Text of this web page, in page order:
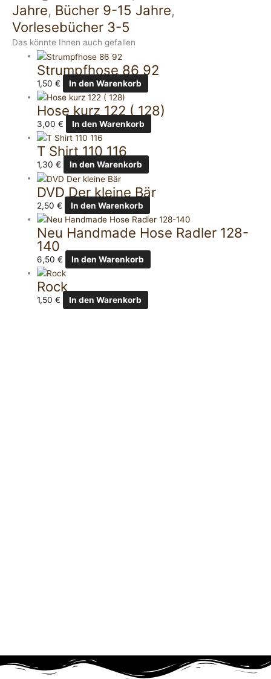
Jahre, Bücher 9-15 Jahre,
Vorlesebücher 3-5
Das könnte Ihnen auch gefallen
Strumpfhose 86 92
1,50€ In den Warenkorb
Hose kurz 122 ( 128)
3,00€ In den Warenkorb
T Shirt 110 116
1,30€ In den Warenkorb
DVD Der kleine Bär
2,50€ In den Warenkorb
Neu Handmade Hose Radler 128-
140
6,50€ In den Warenkorb
Rock
1,50€ In den Warenkorb